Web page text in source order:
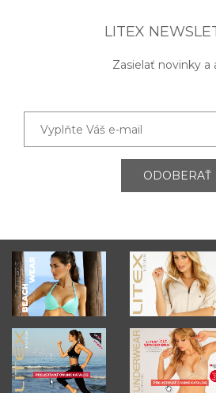
LITEX
Zasielať novinky a
ODOBERAŤ